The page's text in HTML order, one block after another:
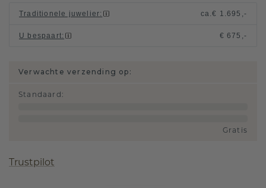
Traditionele juwelier: ca.€ 1.695,-
U bespaart: € 675,-
Verwachte verzending op:
Standaard :
Gratis
Trustpilot